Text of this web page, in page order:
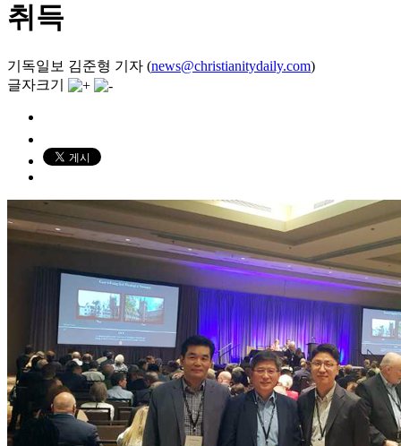
취득
기독일보 김준형 기자 (news@christianitydaily.com)
글자크기